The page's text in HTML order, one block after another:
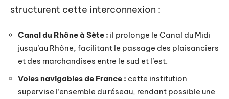
structurent cette interconnexion :
Canal du Rhône à Sète : il prolonge le Canal du Midi
jusqu’au Rhône, facilitant le passage des plaisanciers
et des marchandises entre le sud et l’est.
Voies navigables de France : cette institution
supervise l’ensemble du réseau, rendant possible une